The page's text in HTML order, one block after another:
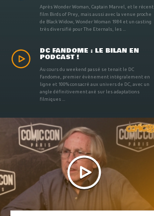
Après Wonder Woman, Captain Marvel, et le récent
film Birds of Prey, mais aussi avec la venue proche
de Black Widow, Wonder Woman 1984 et un casting
très diversifié pour The Eternals, les ...
DC FANDOME : LE BILAN EN
PODCAST !
Au cours du weekend passé se tenait le DC
Fandome, premier évènement intégralement en
ligne et 100% consacré aux univers de DC, avec un
angle définitivement axé sur les adaptations
filmiques ...